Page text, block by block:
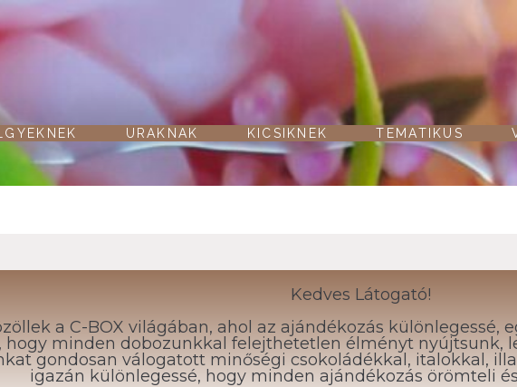
URAKNAK KICSIKNEK TEMATIKUS
Kedves Látogató!
a C-BOX világában, ahol az ajándékozás különlegessé,
hogy minden dobozunkkal felejthetetlen élményt nyújtsunk,
gondosan válogatott minőségi csokoládékkal, italokkal,
igazán különlegessé, hogy minden ajándékozás örömteli